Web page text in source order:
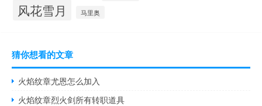
风花雪月 马里奥
猜你想看的文章
火焰纹章尤恩怎么加入
火焰纹章烈火剑所有转职道具